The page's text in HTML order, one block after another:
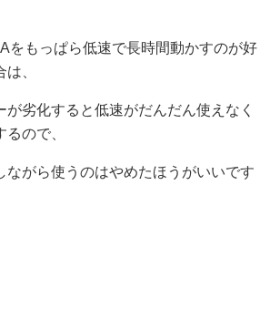
をもっぱら低速で長時間動かすのが好
、
が劣化すると低速がだんだん使えなく
ので、
ながら使うのはやめたほうがいいです